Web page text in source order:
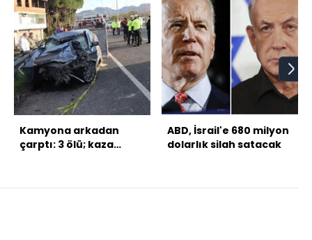
Kamyona arkadan
çarptı: 3 ölü; kaza
ABD, İsrail'e 680 milyon
dolarlık silah satacak